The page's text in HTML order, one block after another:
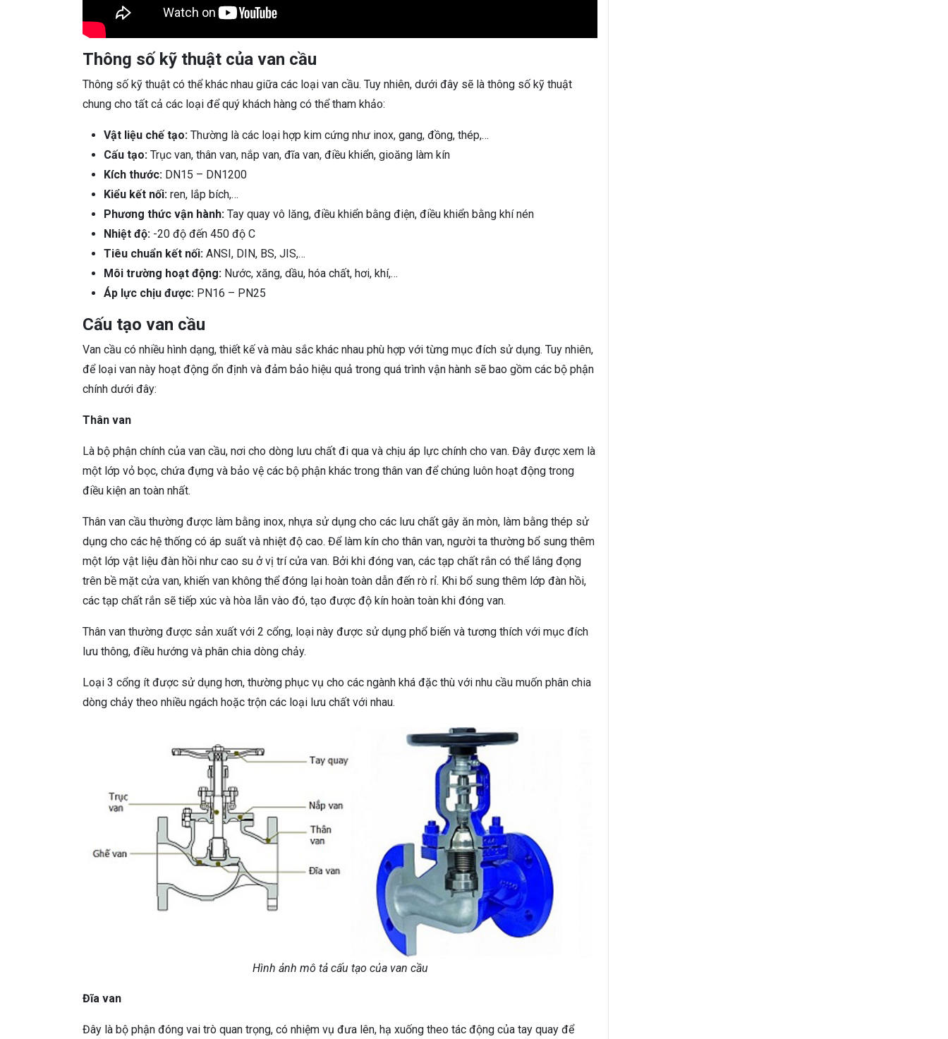
Thông số kỹ thuật của van cầu
Thông số kỹ thuật có thể khác nhau giữa các loại van cầu. Tuy nhiên, dưới đây sẽ là thông số kỹ thuật
chung cho tất cả các loại để quý khách hàng có thể tham khảo:
Vật liệu chế tạo: Thường là các loại hợp kim cứng như inox, gang, đồng, thép,…
Cấu tạo: Trục van, thân van, nắp van, đĩa van, điều khiển, gioăng làm kín
Kích thước: DN15 – DN1200
Kiểu kết nối: ren, lắp bích,…
Phương thức vận hành: Tay quay vô lăng, điều khiển bằng điện, điều khiển bằng khí nén
Nhiệt độ: -20 độ đến 450 độ C
Tiêu chuẩn kết nối: ANSI, DIN, BS, JIS,…
Môi trường hoạt động: Nước, xăng, dầu, hóa chất, hơi, khí,…
Áp lực chịu được: PN16 – PN25
Cấu tạo van cầu
Van cầu có nhiều hình dạng, thiết kế và màu sắc khác nhau phù hợp với từng mục đích sử dụng. Tuy nhiên,
để loại van này hoạt động ổn định và đảm bảo hiệu quả trong quá trình vận hành sẽ bao gồm các bộ phận
chính dưới đây:
Thân van
Là bộ phận chính của van cầu, nơi cho dòng lưu chất đi qua và chịu áp lực chính cho van. Đây được xem là
một lớp vỏ bọc, chứa đựng và bảo vệ các bộ phận khác trong thân van để chúng luôn hoạt động trong
điều kiện an toàn nhất.
Thân van cầu thường được làm bằng inox, nhựa sử dụng cho các lưu chất gây ăn mòn, làm bằng thép sử
dụng cho các hệ thống có áp suất và nhiệt độ cao. Để làm kín cho thân van, người ta thường bổ sung thêm
một lớp vật liệu đàn hồi như cao su ở vị trí cửa van. Bởi khi đóng van, các tạp chất rắn có thể lắng đọng
trên bề mặt cửa van, khiến van không thể đóng lại hoàn toàn dẫn đến rò rỉ. Khi bổ sung thêm lớp đàn hồi,
các tạp chất rắn sẽ tiếp xúc và hòa lẫn vào đó, tạo được độ kín hoàn toàn khi đóng van.
Thân van thường được sản xuất với 2 cổng, loại này được sử dụng phổ biến và tương thích với mục đích
lưu thông, điều hướng và phân chia dòng chảy.
Loại 3 cổng ít được sử dụng hơn, thường phục vụ cho các ngành khá đặc thù với nhu cầu muốn phân chia
dòng chảy theo nhiều ngách hoặc trộn các loại lưu chất với nhau.
Hình ảnh mô tả cấu tạo của van cầu
Đĩa van
Đây là bộ phận đóng vai trò quan trọng, có nhiệm vụ đưa lên, hạ xuống theo tác động của tay quay để